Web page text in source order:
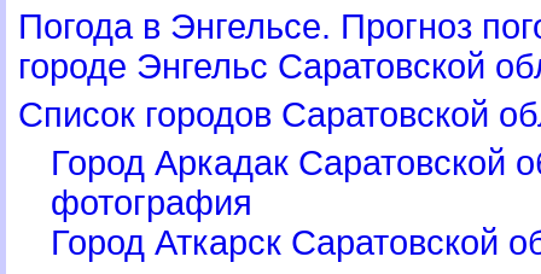
Погода в Энгельсе. Прогноз
ороде Энгельс Саратовской
Список городов Саратовской
Город Аркадак Саратовской
фотография
Город Аткарск Саратовской